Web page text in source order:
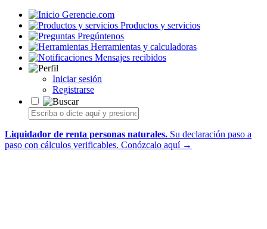
Gerencie.com
Productos y servicios
Pregúntenos
Herramientas y calculadoras
Mensajes recibidos
Iniciar sesión
Registrarse
Liquidador de renta personas naturales. Su declaración paso a
paso con cálculos verificables. Conózcalo aquí →